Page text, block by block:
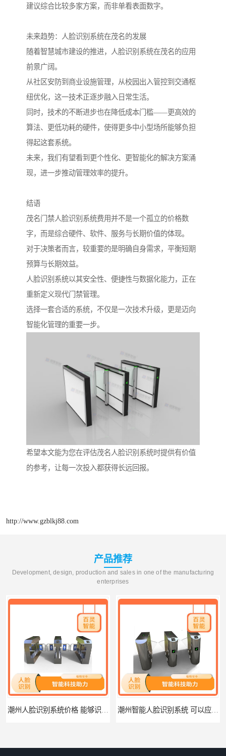
建议综合比较多家方案，而非单看表面数字。
未来趋势：人脸识别系统在茂名的发展
随着智慧城市建设的推进，人脸识别系统在茂名的应用
前景广阔。
从社区安防到商业设施管理，从校园出入管控到交通枢
纽优化，这一技术正逐步融入日常生活。
同时，技术的不断进步也在降低成本门槛——更高效的
算法、更低功耗的硬件，使得更多中小型场所能够负担
得起这套系统。
未来，我们有望看到更个性化、更智能化的解决方案涌
现，进一步推动管理效率的提升。
结语
茂名门禁人脸识别系统费用并不是一个孤立的价格数
字，而是综合硬件、软件、服务与长期价值的体现。
对于决策者而言，较重要的是明确自身需求，平衡短期
预算与长期效益。
人脸识别系统以其安全性、便捷性与数据化能力，正在
重新定义现代门禁管理。
选择一套合适的系统，不仅是一次技术升级，更是迈向
智能化管理的重要一步。
希望本文能为您在评估茂名人脸识别系统时提供有价值
的参考，让每一次投入都获得长远回报。
http://www.gzblkj88.com
产品推荐
Development, design, production and sales in one of the manufacturing
enterprises